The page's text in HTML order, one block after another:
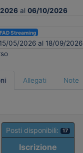
al 06/10/2026
FAD Streaming
05/2026 al 18/09/2026
Allegati
Note
Posti disponibili: 17
Iscrizione